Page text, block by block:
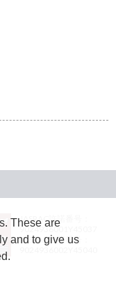
JASRAC許諾番号：
9024936001Y45037
JASRAC許諾番号：
These are
and to give us